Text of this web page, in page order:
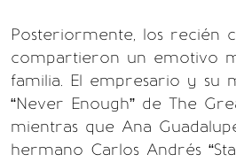
Posteriormente, los recién
compartieron un emotivo
familia. El empresario y su
“Never Enough” de The
mientras que Ana
hermano Carlos Andrés